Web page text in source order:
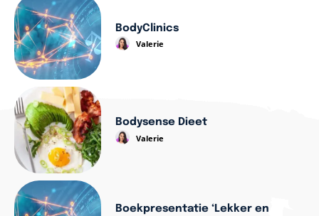
BodyClinics
Valerie
Bodysense Dieet
Valerie
Boekpresentatie ‘Lekker en